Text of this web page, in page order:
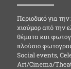
Περιοδικό για
χιούμορ από την
θέματα και
πλούσιο
Social events,
Art/Cinema/